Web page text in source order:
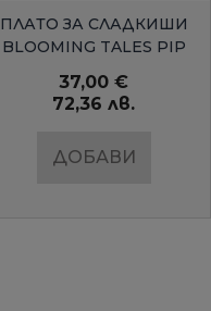
БЪРЗ ПРЕГЛЕД
ПЛАТО ЗА СЛАДКИШИ
BLOOMING TALES PIP
37,00 €
72,36 лв.
ДОБАВИ